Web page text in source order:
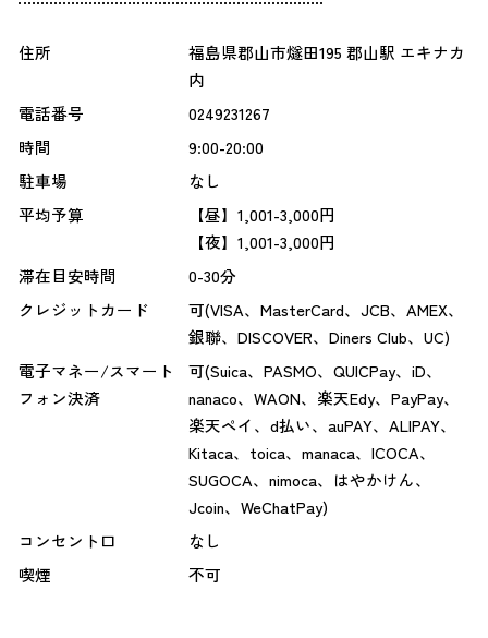
住所
福島県郡山市燧田195 郡山駅 エキナカ
内
電話番号
0249231267
時間
9:00-20:00
駐車場
なし
平均予算
【昼】1,001-3,000円
【夜】1,001-3,000円
滞在目安時間
0-30分
クレジットカード
可(VISA、MasterCard、JCB、AMEX、
銀聯、DISCOVER、Diners Club、UC)
電子マネー/スマート
フォン決済
可(Suica、PASMO、QUICPay、iD、
nanaco、WAON、楽天Edy、PayPay、
楽天ペイ、d払い、auPAY、ALIPAY、
Kitaca、toica、manaca、ICOCA、
SUGOCA、nimoca、はやかけん、
Jcoin、WeChatPay)
コンセント口
なし
喫煙
不可